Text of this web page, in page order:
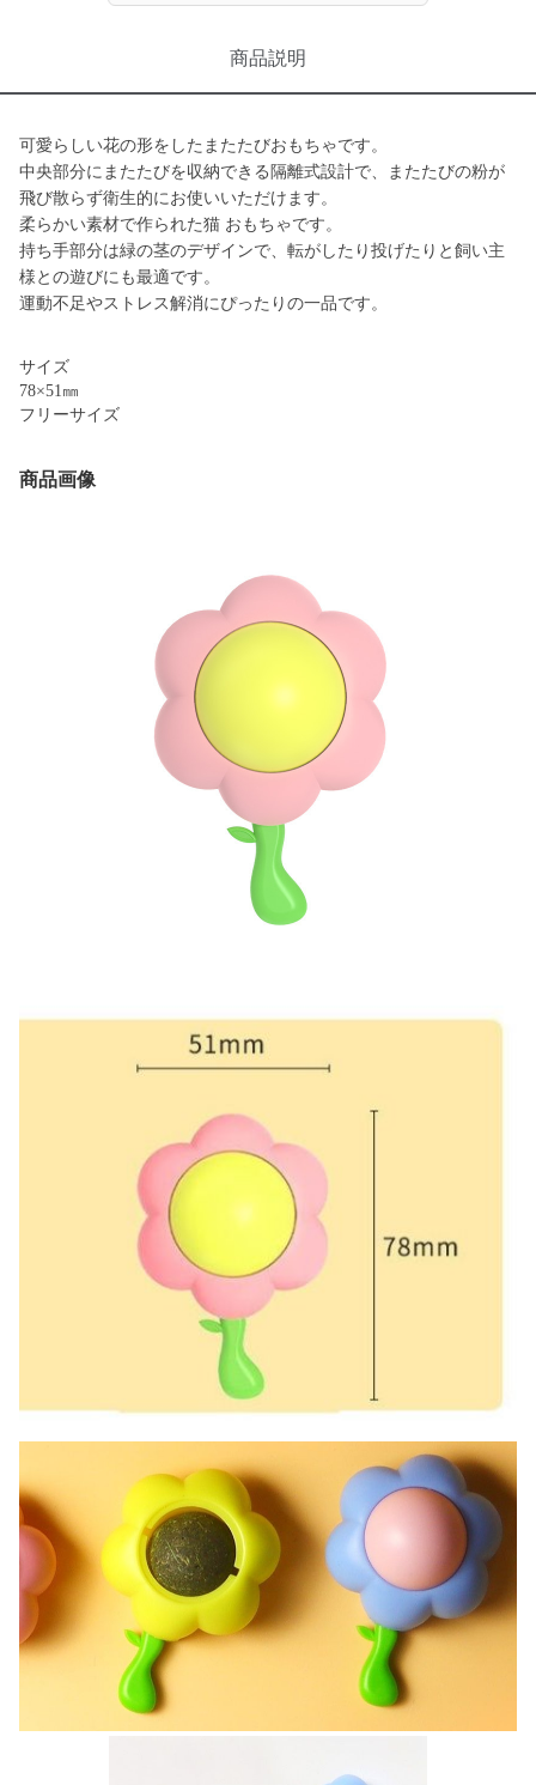
商品説明
可愛らしい花の形をしたまたたびおもちゃです。
中央部分にまたたびを収納できる隔離式設計で、またたびの粉が
飛び散らず衛生的にお使いいただけます。
柔らかい素材で作られた猫 おもちゃです。
持ち手部分は緑の茎のデザインで、転がしたり投げたりと飼い主
様との遊びにも最適です。
運動不足やストレス解消にぴったりの一品です。
サイズ
78×51㎜
フリーサイズ
商品画像